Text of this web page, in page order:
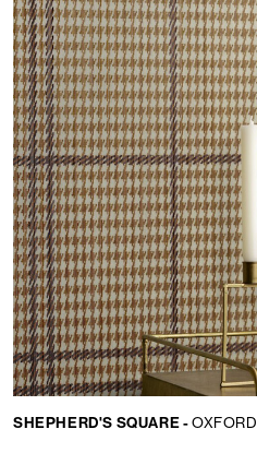
SHEPHERD'S SQUARE -OXFORD